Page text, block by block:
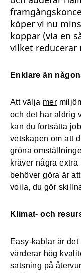
köper vi nu
koppar (via en
vilket reducerar
Enklare än
Att välja mer
och det har aldrig
kan du fortsätta
vetskapen om att
gröna
kräver några
behöver göra är
voila, du gör
Klimat- och
Easy-kablar är
värderar hög
satsning på